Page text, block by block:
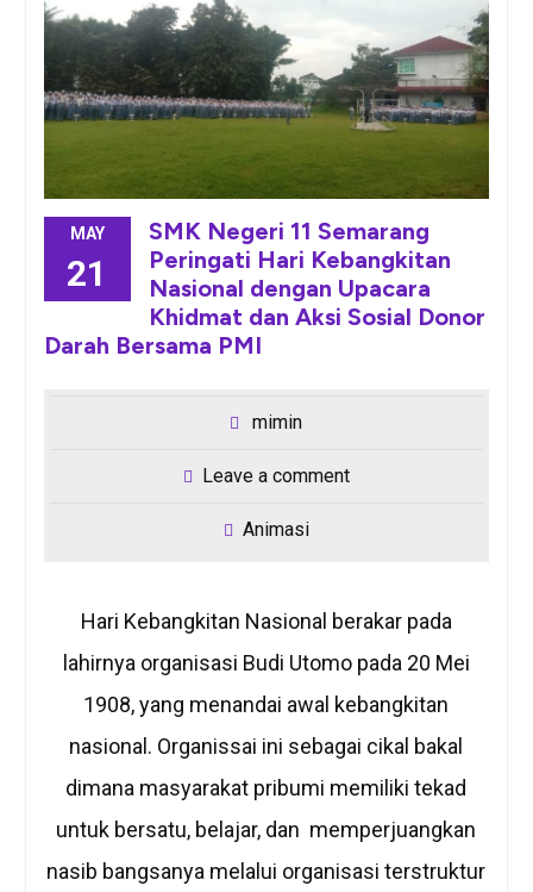
MAY
21
SMK Negeri 11 Semarang
Peringati Hari Kebangkitan
Nasional dengan Upacara
Khidmat dan Aksi Sosial Donor
Darah Bersama PMI
mimin
Leave a comment
Animasi
Hari Kebangkitan Nasional berakar pada
lahirnya organisasi Budi Utomo pada 20 Mei
1908, yang menandai awal kebangkitan
nasional. Organissai ini sebagai cikal bakal
dimana masyarakat pribumi memiliki tekad
untuk bersatu, belajar, dan memperjuangkan
nasib bangsanya melalui organisasi terstruktur